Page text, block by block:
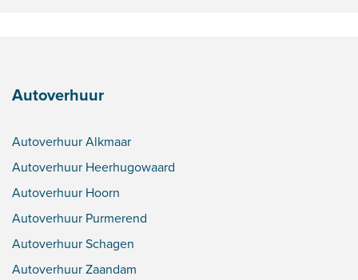
Autoverhuur
Autoverhuur Alkmaar
Autoverhuur Heerhugowaard
Autoverhuur Hoorn
Autoverhuur Purmerend
Autoverhuur Schagen
Autoverhuur Zaandam